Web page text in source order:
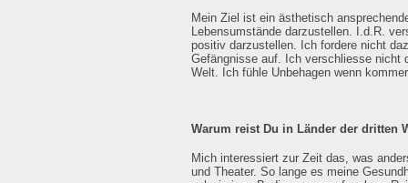
Mein Ziel ist ein ästhetisch
Lebensumstände darzustellen. I.d.R.
positiv darzustellen. Ich fordere nicht
Gefängnisse auf. Ich verschliesse nicht
Welt. Ich fühle Unbehagen wenn
Warum reist Du in Länder der dritten
Mich interessiert zur Zeit das, was
und Theater. So lange es meine